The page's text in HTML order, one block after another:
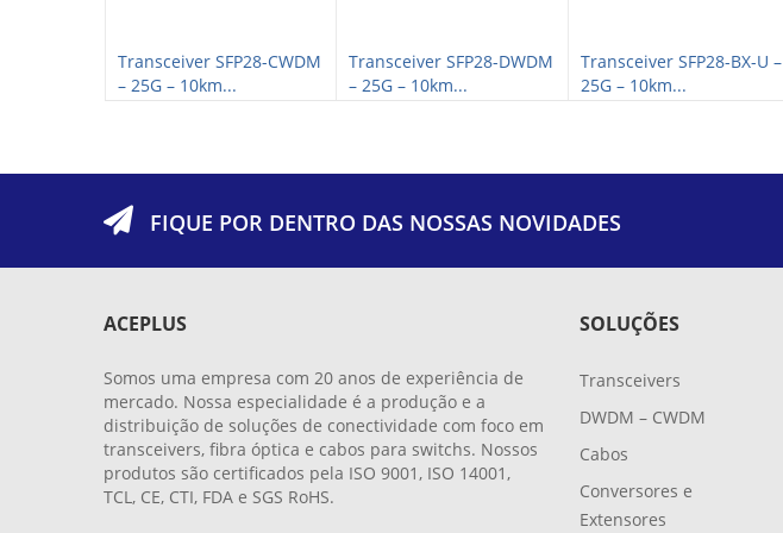
Transceiver SFP28-CWDM
– 25G – 10km...
Transceiver SFP28-DWDM
– 25G – 10km...
Transceiver SFP28-BX-U –
25G – 10km...
FIQUE POR DENTRO DAS NOSSAS NOVIDADES
ACEPLUS
Somos uma empresa com 20 anos de experiência de
mercado. Nossa especialidade é a produção e a
distribuição de soluções de conectividade com foco em
transceivers, fibra óptica e cabos para switchs. Nossos
produtos são certificados pela ISO 9001, ISO 14001,
TCL, CE, CTI, FDA e SGS RoHS.
SOLUÇÕES
Transceivers
DWDM – CWDM
Cabos
Conversores e
Extensores